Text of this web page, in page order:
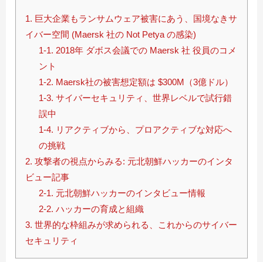
1. 巨大企業もランサムウェア被害にあう、国境なきサ
イバー空間 (Maersk 社の Not Petya の感染)
1-1. 2018年 ダボス会議での Maersk 社 役員のコメ
ント
1-2. Maersk社の被害想定額は $300M（3億ドル）
1-3. サイバーセキュリティ、世界レベルで試行錯
誤中
1-4. リアクティブから、プロアクティブな対応へ
の挑戦
2. 攻撃者の視点からみる: 元北朝鮮ハッカーのインタ
ビュー記事
2-1. 元北朝鮮ハッカーのインタビュー情報
2-2. ハッカーの育成と組織
3. 世界的な枠組みが求められる、これからのサイバー
セキュリティ